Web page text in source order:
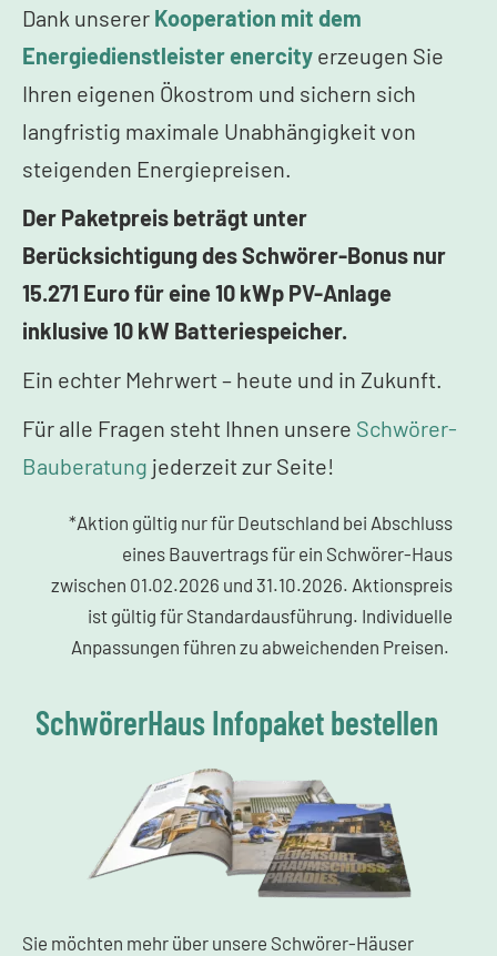
Dank unserer Kooperation mit dem
Energiedienstleister enercity erzeugen Sie
Ihren eigenen Ökostrom und sichern sich
langfristig maximale Unabhängigkeit von
steigenden Energiepreisen.
Der Paketpreis beträgt unter
Berücksichtigung des Schwörer-Bonus nur
15.271 Euro für eine 10 kWp PV-Anlage
inklusive 10 kW Batteriespeicher.
Ein echter Mehrwert – heute und in Zukunft.
Für alle Fragen steht Ihnen unsere Schwörer-
Bauberatung jederzeit zur Seite!
*Aktion gültig nur für Deutschland bei Abschluss
eines Bauvertrags für ein Schwörer-Haus
zwischen 01.02.2026 und 31.10.2026. Aktionspreis
ist gültig für Standardausführung. Individuelle
Anpassungen führen zu abweichenden Preisen.
SchwörerHaus Infopaket bestellen
Sie möchten mehr über unsere Schwörer-Häuser